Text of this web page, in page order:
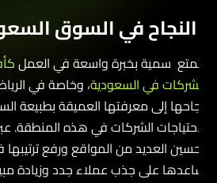
في السوق
سمية بخبرة واسعة في العمل
في السعودية، وخاصة في
إلى معرفتها العميقة بطبيعة
الشركات في هذه المنطقة. عبر
العديد من المواقع ورفع ترتيبها في
على جذب عملاء جدد وزيادة